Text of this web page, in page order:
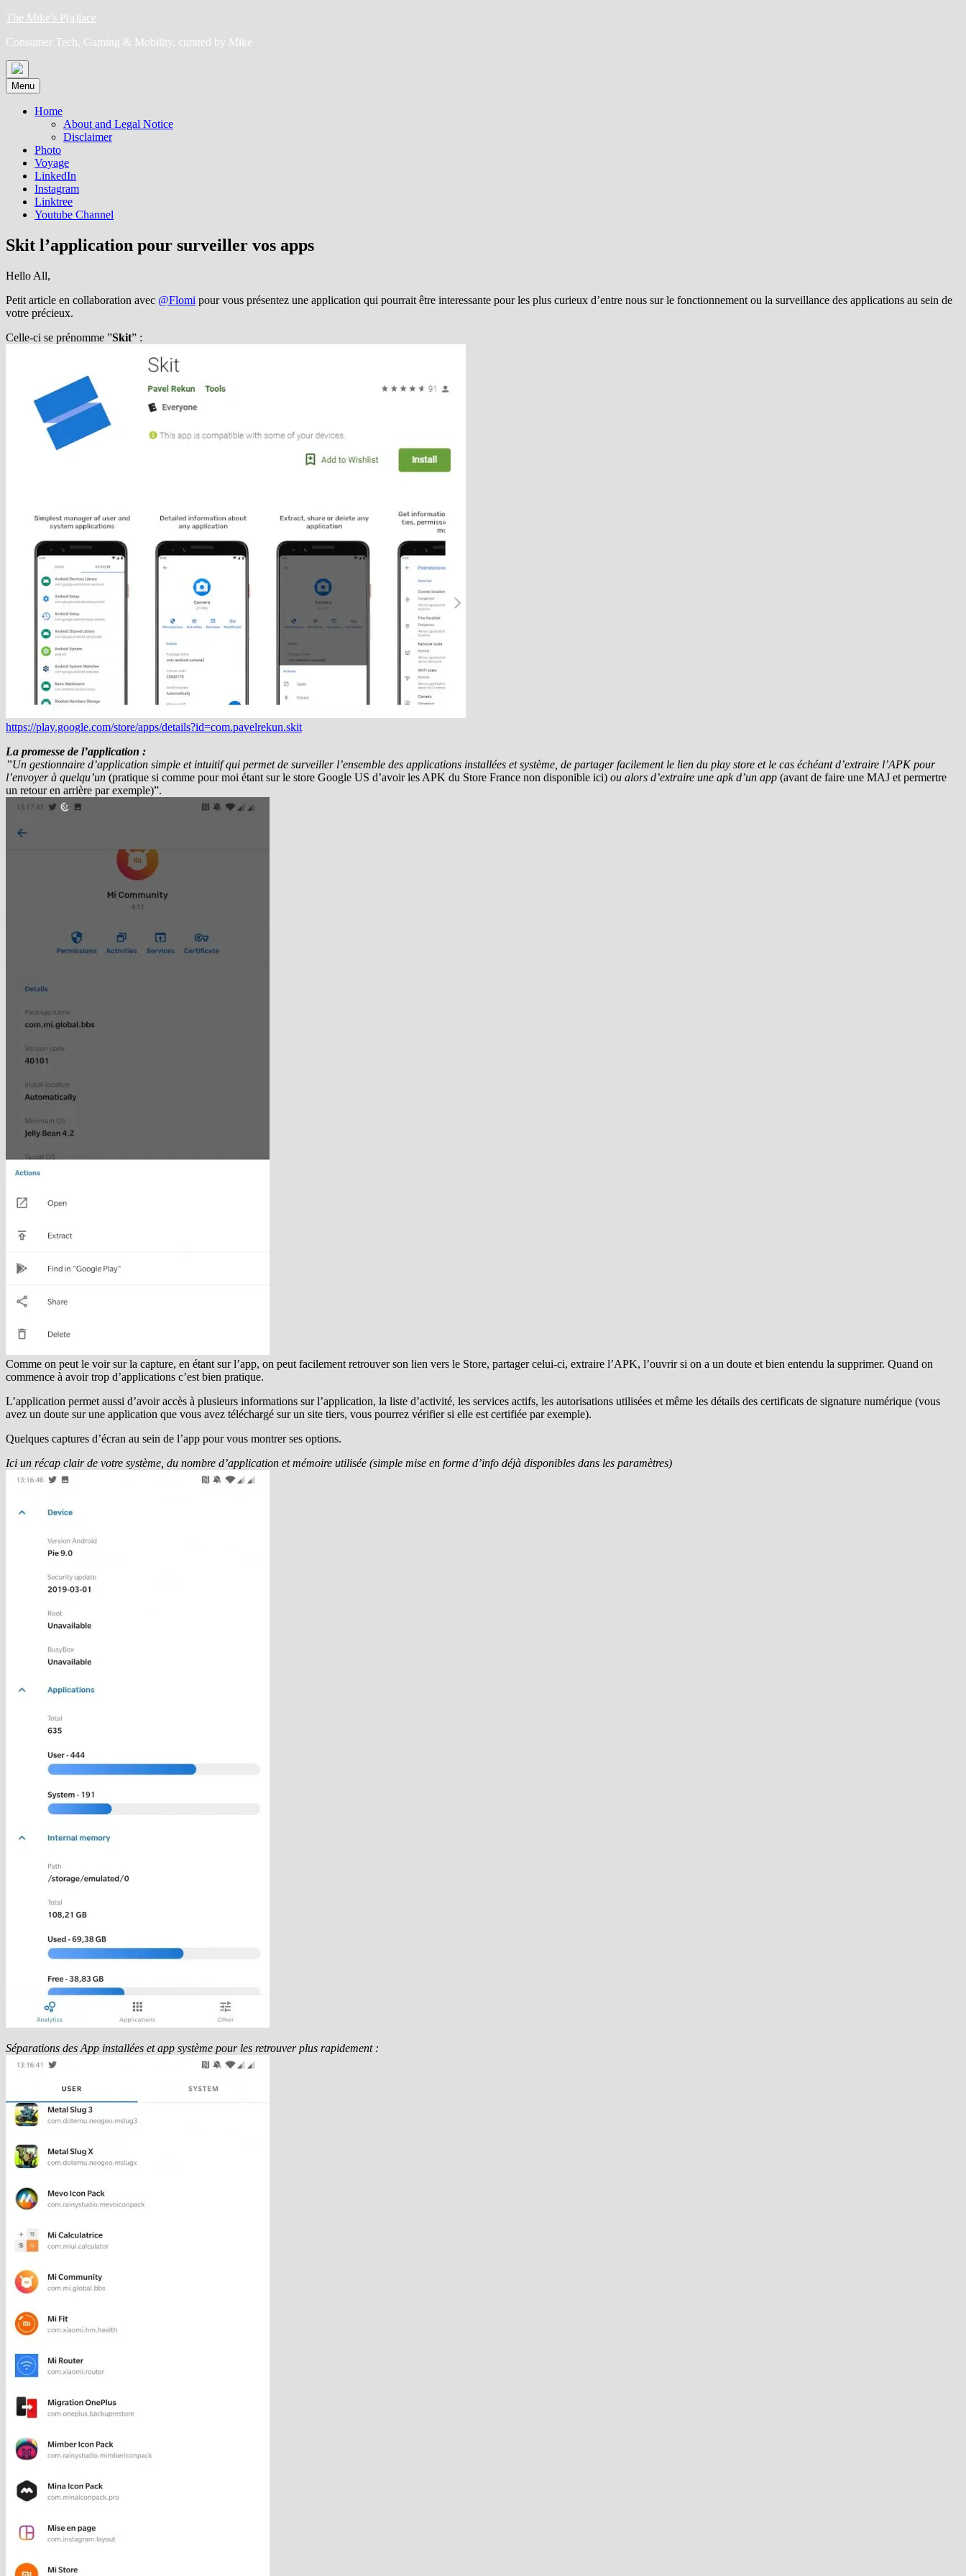
Skip
content
The Mike's P(a)lace
Consumer Tech, Gaming & Mobility, curated by Mike
Menu
Home
About and Legal Notice
Disclaimer
Photo
Voyage
LinkedIn
Instagram
Linktree
Youtube Channel
Skit l’application pour surveiller vos apps
Hello All,
Petit article en collaboration avec @Flomi pour vous présentez une application qui pourrait être interessante pour les plus curieux d’entre nous sur le fonctionnement ou la surveillance des applications au sein de
votre précieux.
Celle-ci se prénomme ”Skit” :
https://play.google.com/store/apps/details?id=com.pavelrekun.skit
La promesse de l’application :
”Un gestionnaire d’application simple et intuitif qui permet de surveiller l’ensemble des applications installées et système, de partager facilement le lien du play store et le cas échéant d’extraire l’APK pour
l’envoyer à quelqu’un (pratique si comme pour moi étant sur le store Google US d’avoir les APK du Store France non disponible ici) ou alors d’extraire une apk d’un app (avant de faire une MAJ et permertre
un retour en arrière par exemple)”.
Comme on peut le voir sur la capture, en étant sur l’app, on peut facilement retrouver son lien vers le Store, partager celui-ci, extraire l’APK, l’ouvrir si on a un doute et bien entendu la supprimer. Quand on
commence à avoir trop d’applications c’est bien pratique.
L’application permet aussi d’avoir accès à plusieurs informations sur l’application, la liste d’activité, les services actifs, les autorisations utilisées et même les détails des certificats de signature numérique (vous
avez un doute sur une application que vous avez téléchargé sur un site tiers, vous pourrez vérifier si elle est certifiée par exemple).
Quelques captures d’écran au sein de l’app pour vous montrer ses options.
Ici un récap clair de votre système, du nombre d’application et mémoire utilisée (simple mise en forme d’info déjà disponibles dans les paramètres)
Séparations des App installées et app système pour les retrouver plus rapidement :